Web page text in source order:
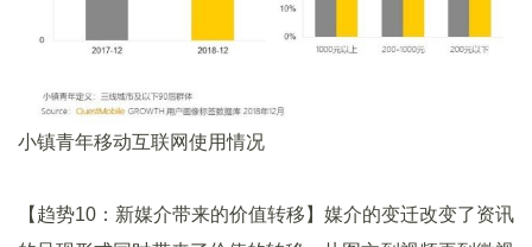
小镇青年移动互联网使用情况
【趋势10：新媒介带来的价值转移】媒介的变迁改变了资讯